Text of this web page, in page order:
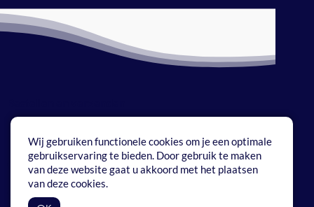
Wij gebruiken functionele cookies om je een optimale
gebruikservaring te bieden. Door gebruik te maken
van deze website gaat u akkoord met het plaatsen
van deze cookies.
Onze service
Vrijheid watersport